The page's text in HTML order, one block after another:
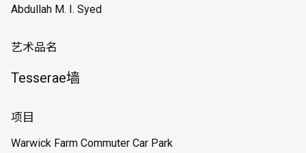
Abdullah M. I. Syed
艺术品名
Tesserae墙
项目
Warwick Farm Commuter Car Park